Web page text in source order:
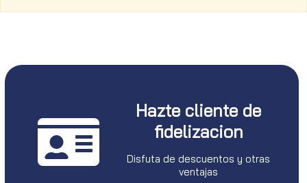
Hazte cliente de
fidelizacion
Disfuta de descuentos y otras
ventajas